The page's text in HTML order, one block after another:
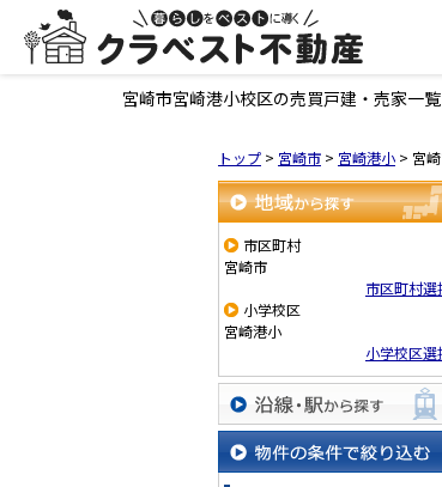
宮崎市宮崎港小校区の売買戸建・売家一
トップ > 宮崎市 > 宮崎港小 > 宮
地域から探す
市区町村
宮崎市
市区町村選
小学校区
宮崎港小
小学校区選
沿線・駅から探す